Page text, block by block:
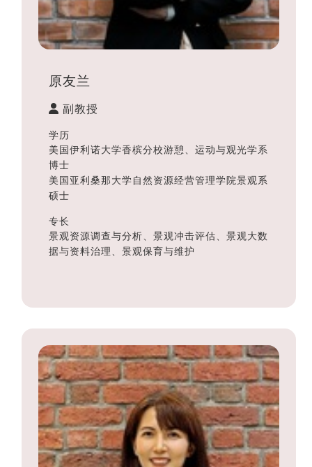
原友兰
副教授
学历
美国伊利诺大学香槟分校游憩、运动与观光学系
博士
美国亚利桑那大学自然资源经营管理学院景观系
硕士
专长
景观资源调查与分析、景观冲击评估、景观大数
据与资料治理、景观保育与维护